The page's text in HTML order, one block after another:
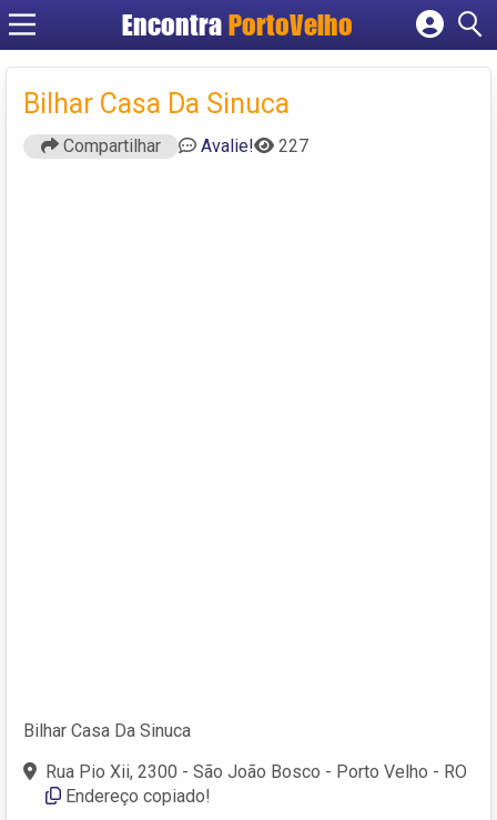
EncontraPortoVelho
Cadastrar empresa
Criar conta
Bilhar Casa Da Sinuca
Compartilhar Avalie! 227
Bilhar Casa Da Sinuca
Rua Pio Xii, 2300 - São João Bosco - Porto Velho - RO
Endereço copiado!